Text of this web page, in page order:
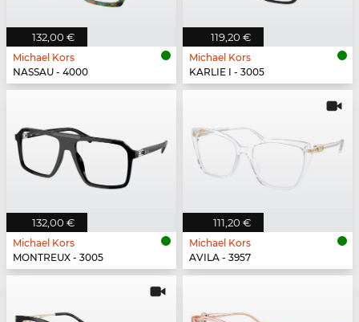
132,00 €
Michael Kors
NASSAU - 4000
119,20 €
Michael Kors
KARLIE I - 3005
132,00 €
Michael Kors
MONTREUX - 3005
111,20 €
Michael Kors
AVILA - 3957